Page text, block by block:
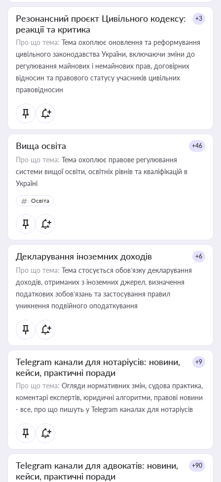
Резонансний проєкт Цивільного кодексу:
реакції та критика
+3
Про що тема: Тема охоплює оновлення та реформування
цивільного законодавства України, включаючи зміни до
регулювання майнових і немайнових прав, договірних
відносин та правового статусу учасників цивільних
правовідносин
Вища освіта +46
Про що тема: Тема охоплює правове регулювання
системи вищої освіти, освітніх рівнів та кваліфікацій в
Україні
Освіта
Декларування іноземних доходів +6
Про що тема: Тема стосується обов’язку декларування
доходів, отриманих з іноземних джерел, визначення
податкових зобов’язань та застосування правил
уникнення подвійного оподаткування
Telegram канали для нотаріусів: новини,
кейси, практичні поради
+9
Про що тема: Огляди нормативних змін, судова практика,
коментарі експертів, юридичні алгоритми, правові новини
- все, про що пишуть у Telegram каналах для нотаріусів
Telegram канали для адвокатів: новини,
кейси, практичні поради
+90